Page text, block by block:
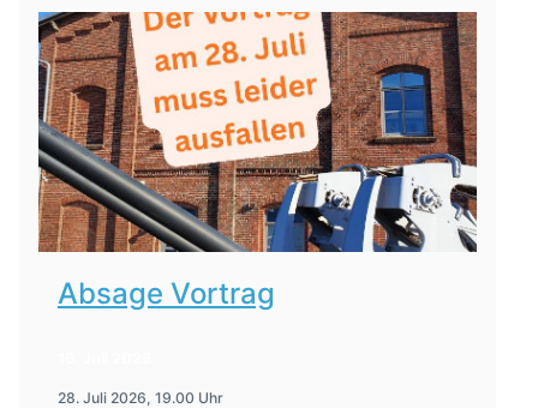
Absage Vortrag
28. Juli 2026, 19.00 Uhr